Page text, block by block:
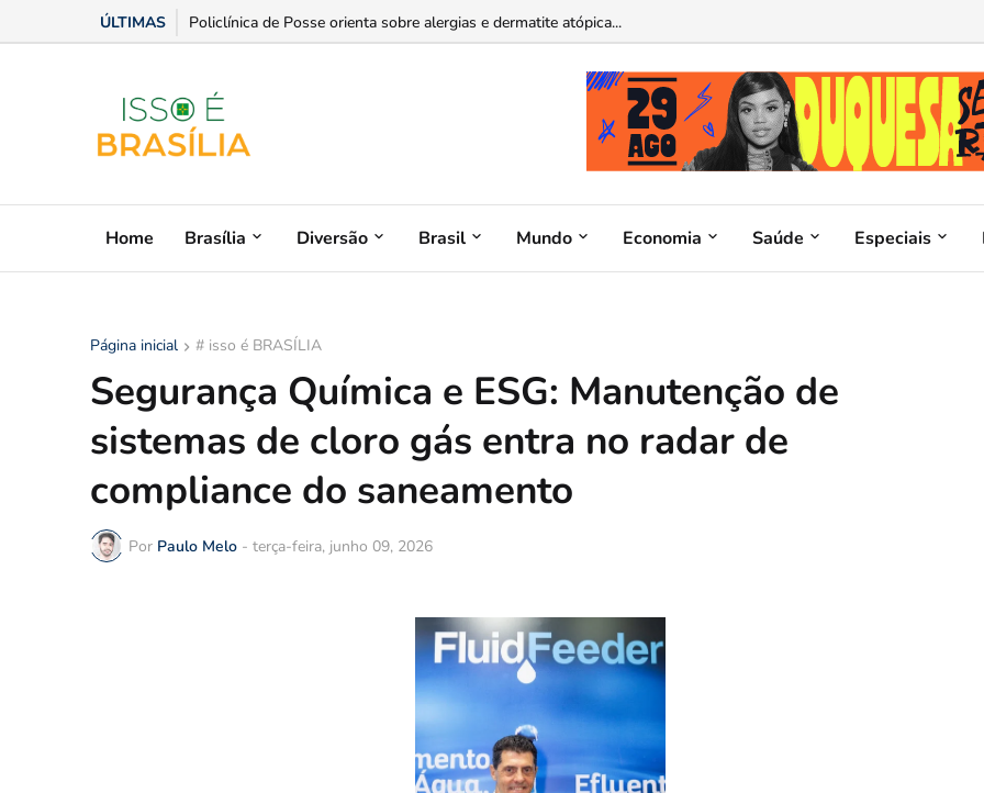
ÚLTIMAS Senior anuncia o primeiro ERP da América Latina operável por ChatGPT e Claude...
Home Brasília Diversão Brasil Mundo Economia Saúde Especiais
Página inicial # isso é BRASÍLIA
Segurança Química e ESG: Manutenção de
sistemas de cloro gás entra no radar de
compliance do saneamento
Por Paulo Melo - terça-feira, junho 09, 2026